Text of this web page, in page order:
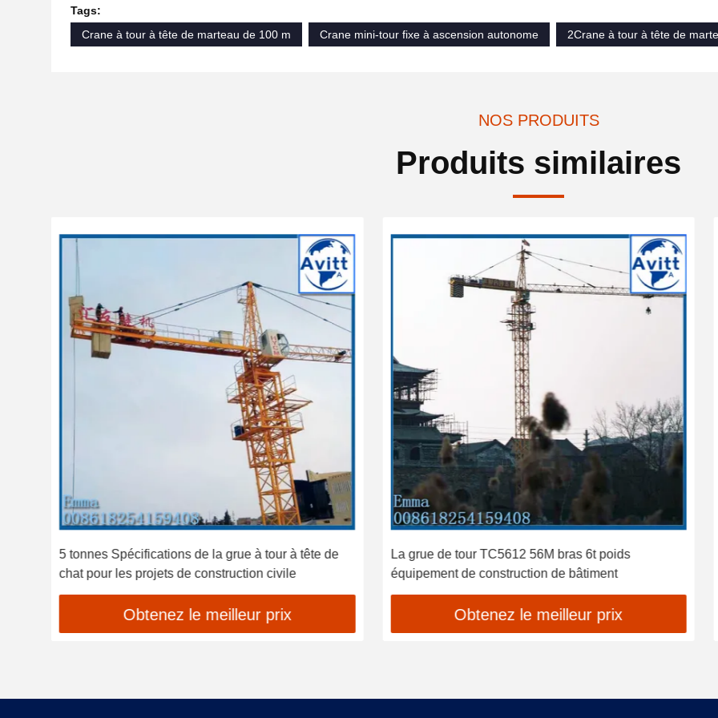
Tags:
Crane à tour à tête de marteau de 100 m
Crane mini-tour fixe à ascension autonome 2Crane à tour à tête de
NOS PRODUITS
Produits similaires
5 tonnes Spécifications de la grue à tour à tête de
chat pour les projets de construction civile
Obtenez le meilleur prix
La grue de tour TC5612 56M bras 6t poids
équipement de construction de bâtiment
Obtenez le meilleur prix